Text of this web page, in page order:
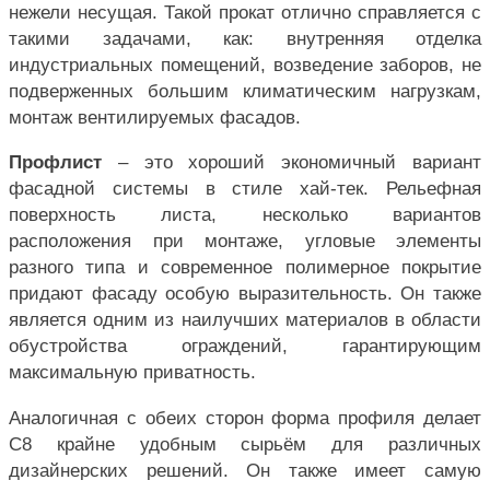
нежели несущая. Такой прокат отлично справляется с
такими задачами, как: внутренняя отделка
индустриальных помещений, возведение заборов, не
подверженных большим климатическим нагрузкам,
монтаж вентилируемых фасадов.
Профлист – это хороший экономичный вариант
фасадной системы в стиле хай-тек. Рельефная
поверхность листа, несколько вариантов
расположения при монтаже, угловые элементы
разного типа и современное полимерное покрытие
придают фасаду особую выразительность. Он также
является одним из наилучших материалов в области
обустройства ограждений, гарантирующим
максимальную приватность.
Аналогичная с обеих сторон форма профиля делает
С8 крайне удобным сырьём для различных
дизайнерских решений. Он также имеет самую